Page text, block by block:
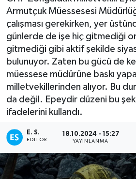
Armutçuk Müessesesi
çalışması gerekirken, yer
günlerde de işe hiç gitmediği
gitmediği gibi aktif şekilde
bulunuyor. Zaten bu gücü de
müessese müdürüne baskı
milletvekillerinden alıyor. Bu
da değil. Epeydir düzeni bu
ifadelerini kullandı.
E. S.
EDITÖR
18.10.2024 - 15:27
YAYINLANMA
DEVREK
DÜZCE
EREĞLİ
GÖKÇEBEY
KARABÜK
KASTAMONU